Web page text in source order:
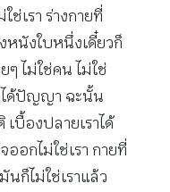
ช่เรา ร่างกายที่
หนังใบหนึ่งเดี๋ยวก็
ๆ ไม่ใช่คน ไม่ใช่
าได้ปัญญา ฉะนั้น
บื้องปลายเราได้
อกไม่ใช่เรา กายที่
นก็ไม่ใช่เราแล้ว